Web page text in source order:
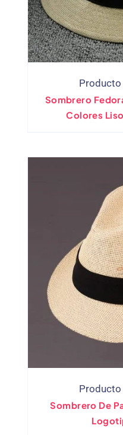
Producto
Sombrero
Colores
Producto
Sombrero De